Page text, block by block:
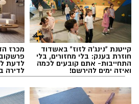
תגים:מכבי אשדוד, קודוס ווהאבקייטנת "נינג'ה לזוז" באשדוד
חוזרת בענק: בלי מחזורים, בלי
התחייבות- אתם קובעים לכמה
ואיזה ימים להירשם!
מכרז
לדעת
לדירה